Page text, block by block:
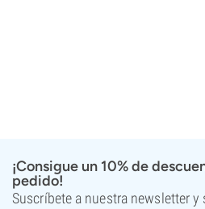
¡Consigue un 10% de
pedido!
Suscríbete a nuestra newsletter y